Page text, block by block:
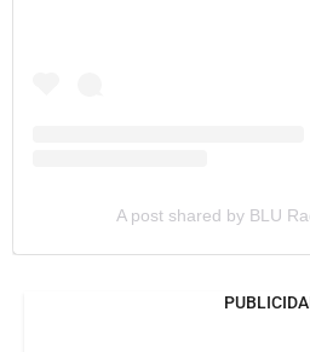
A post shared by BLU